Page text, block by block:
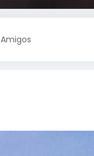
Amigos